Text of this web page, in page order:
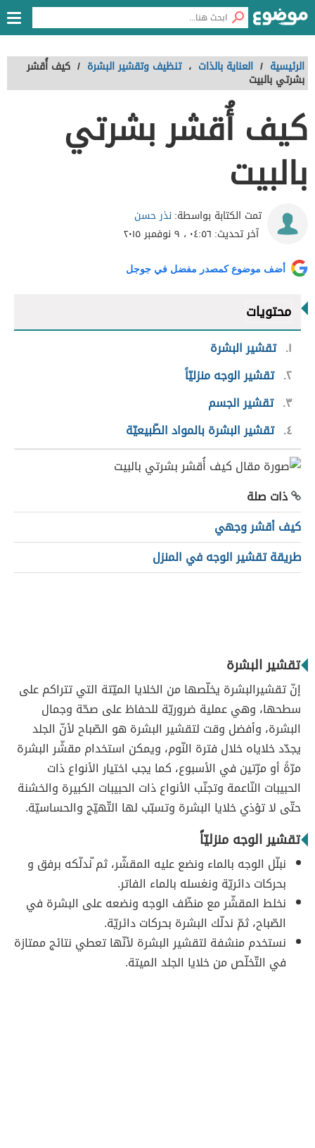
الرئيسية / العناية بالذات ، تنظيف وتقشير البشرة / كيف أُقشر
بشرتي بالبيت
كيف أُقشر بشرتي
بالبيت
تمت الكتابة بواسطة: نذر حسن
آخر تحديث: ٠٤:٥٦ ، ٩ نوفمبر ٢٠١٥
أضف موضوع كمصدر مفضل في جوجل
محتويات
١ تقشير البشرة
٢ تقشير الوجه منزليّاً
٣ تقشير الجسم
٤ تقشير البشرة بالمواد الطّبيعيّة
ذات صلة
كيف أقشر وجهي
طريقة تقشير الوجه في المنزل
تقشير البشرة
إنّ تقشيرالبشرة يخلّصها من الخلايا الميّتة التي تتراكم على
سطحها، وهي عملية ضروريّة للحفاظ على صحّة وجمال
البشرة، وأفضل وقت لتقشير البشرة هو الصّباح لأنّ الجلد
يجدّد خلاياه خلال فترة النّوم، ويمكن استخدام مقشّر البشرة
مرّةً أو مرّتين في الأسبوع، كما يجب اختيار الأنواع ذات
الحبيبات النّاعمة وتجنّب الأنواع ذات الحبيبات الكبيرة والخشنة
حتّى لا تؤذي خلايا البشرة وتسبّب لها التّهيّج والحساسيّة.
تقشير الوجه منزليّاً
نبلّل الوجه بالماء ونضع عليه المقشّر، ثم ّندلّكه برفق و
بحركات دائريّة ونغسله بالماء الفاتر.
نخلط المقشّر مع منظّف الوجه ونضعه على البشرة في
الصّباح، ثمّ ندلّك البشرة بحركات دائريّة.
نستخدم منشفة لتقشير البشرة لأنّها تعطي نتائج ممتازة
في التّخلّص من خلايا الجلد الميتة.